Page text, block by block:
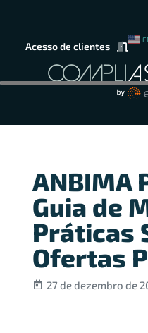
Acesso de clientes
ANBIMA
Guia de
Práticas
Ofertas
27 de dezembro de